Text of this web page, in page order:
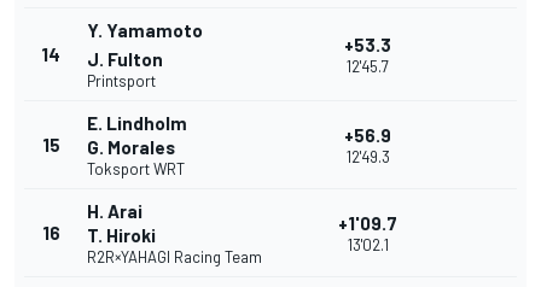
14
Y. Yamamoto
J. Fulton
Printsport
+53.3
12'45.7
15
E. Lindholm
G. Morales
Toksport WRT
+56.9
12'49.3
16
H. Arai
T. Hiroki
R2R×YAHAGI Racing Team
+1'09.7
13'02.1